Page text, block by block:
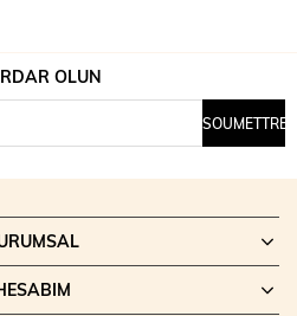
OLUN
SOUMETTRE